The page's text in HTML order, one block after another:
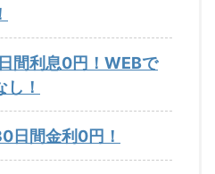
間利息0円！WEBで
！
日間金利0円！